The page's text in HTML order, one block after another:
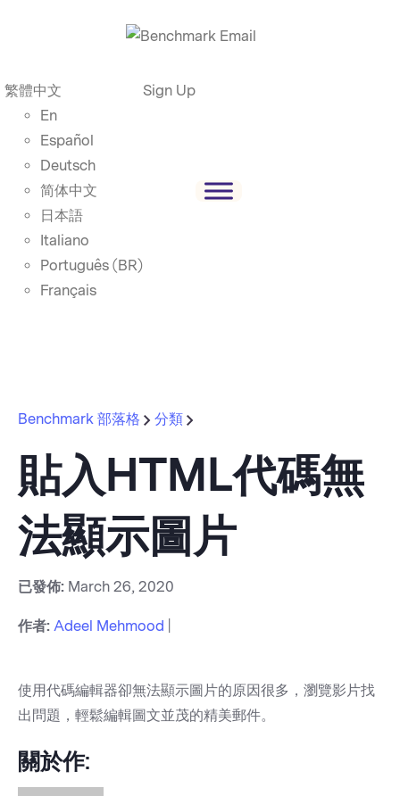
繁體中文
En
Español
Deutsch
简体中文
日本語
Italiano
Português (BR)
Français
Sign Up
Benchmark 部落格 分類
貼入HTML代碼無
法顯示圖片
已發佈: March 26, 2020
作者: Adeel Mehmood
使用代碼編輯器卻無法顯示圖片的原因很多，瀏覽影片找
出問題，輕鬆編輯圖文並茂的精美郵件。
關於作: